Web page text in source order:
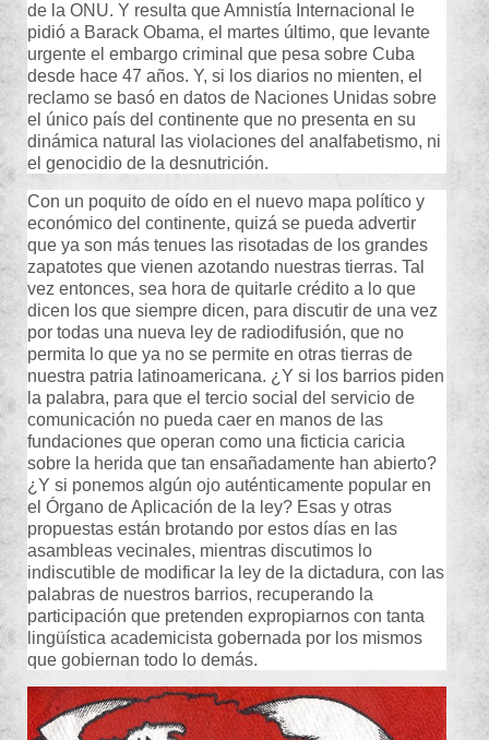
de la ONU. Y resulta que Amnistía Internacional le
pidió a Barack Obama, el martes último, que levante
urgente el embargo criminal que pesa sobre Cuba
desde hace 47 años. Y, si los diarios no mienten, el
reclamo se basó en datos de Naciones Unidas sobre
el único país del continente que no presenta en su
dinámica natural las violaciones del analfabetismo, ni
el genocidio de la desnutrición.
Con un poquito de oído en el nuevo mapa político y
económico del continente, quizá se pueda advertir
que ya son más tenues las risotadas de los grandes
zapatotes que vienen azotando nuestras tierras. Tal
vez entonces, sea hora de quitarle crédito a lo que
dicen los que siempre dicen, para discutir de una vez
por todas una nueva ley de radiodifusión, que no
permita lo que ya no se permite en otras tierras de
nuestra patria latinoamericana. ¿Y si los barrios piden
la palabra, para que el tercio social del servicio de
comunicación no pueda caer en manos de las
fundaciones que operan como una ficticia caricia
sobre la herida que tan ensañadamente han abierto?
¿Y si ponemos algún ojo auténticamente popular en
el Órgano de Aplicación de la ley? Esas y otras
propuestas están brotando por estos días en las
asambleas vecinales, mientras discutimos lo
indiscutible de modificar la ley de la dictadura, con las
palabras de nuestros barrios, recuperando la
participación que pretenden expropiarnos con tanta
lingüística academicista gobernada por los mismos
que gobiernan todo lo demás.